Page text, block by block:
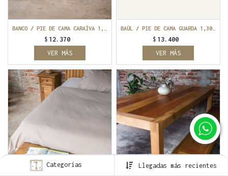
Categorías Llegadas más recientes
$12.370
VER MÁS
$13.400
VER MÁS